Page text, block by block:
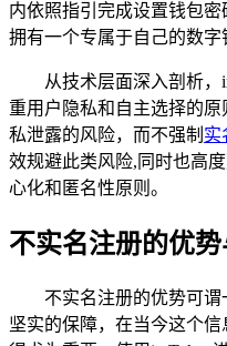
内依照指引完成设置钱包
拥有一个专属于自己的数字
从技术层面深入剖析
重用户隐私和自主选择的
私泄露的风险，而不强制 实
效规避此类风险,同时也高
心化和匿名性原则。
不实名注册的优
不实名注册的优势可
坚实的保障，在当今这个